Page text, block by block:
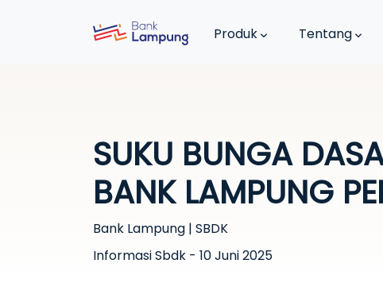
Produk Tentang
SUKU BUNGA
BANK LAMPUNG
Bank Lampung | SBDK
Informasi Sbdk - 10 Juni 2025